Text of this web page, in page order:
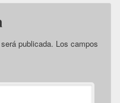
publicada. Los campos